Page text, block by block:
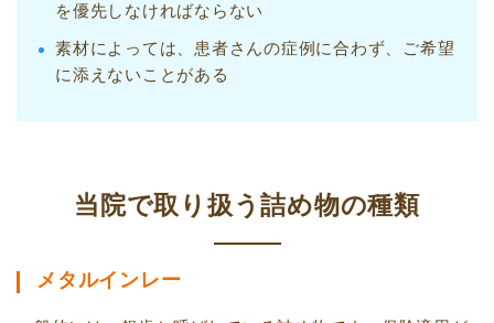
を優先しなければならない
素材によっては、患者さんの症例に合わず、ご希望
に添えないことがある
当院で取り扱う詰め物の種類
メタルインレー